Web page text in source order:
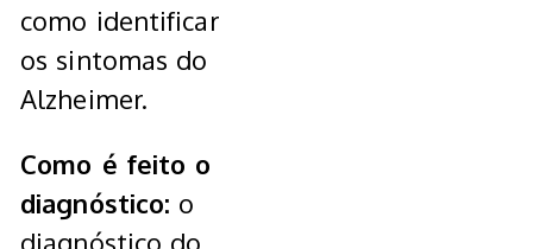
como identificar
os sintomas do
Alzheimer.
Como é feito o
diagnóstico: o
diagnóstico do